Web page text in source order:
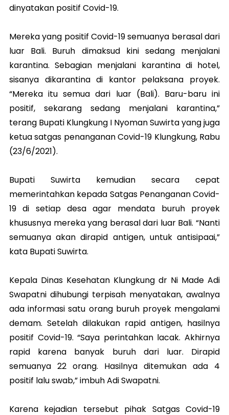
dinyatakan positif Covid-19.
Mereka yang positif Covid-19 semuanya berasal dari
luar Bali. Buruh dimaksud kini sedang menjalani
karantina. Sebagian menjalani karantina di hotel,
sisanya dikarantina di kantor pelaksana proyek.
“Mereka itu semua dari luar (Bali). Baru-baru ini
positif, sekarang sedang menjalani karantina,”
terang Bupati Klungkung I Nyoman Suwirta yang juga
ketua satgas penanganan Covid-19 Klungkung, Rabu
(23/6/2021).
Bupati Suwirta kemudian secara cepat
memerintahkan kepada Satgas Penanganan Covid-
19 di setiap desa agar mendata buruh proyek
khususnya mereka yang berasal dari luar Bali. “Nanti
semuanya akan dirapid antigen, untuk antisipaai,”
kata Bupati Suwirta.
Kepala Dinas Kesehatan Klungkung dr Ni Made Adi
Swapatni dihubungi terpisah menyatakan, awalnya
ada informasi satu orang buruh proyek mengalami
demam. Setelah dilakukan rapid antigen, hasilnya
positif Covid-19. “Saya perintahkan lacak. Akhirnya
rapid karena banyak buruh dari luar. Dirapid
semuanya 22 orang. Hasilnya ditemukan ada 4
positif lalu swab,” imbuh Adi Swapatni.
Karena kejadian tersebut pihak Satgas Covid-19